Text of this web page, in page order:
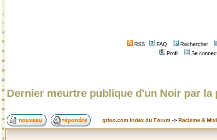
RSS FAQ
Rechercher
Profil
Se
Dernier meurtre publique d'un Noir par la
grioo.com Index du Forum -> Racisme &